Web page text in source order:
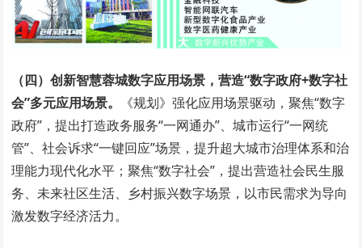
（四）创新智慧蓉城数字应用场景，营造“数字政府+数字社
会”多元应用场景。
《规划》强化应用场景驱动，聚焦“数字
政府”，提出打造政务服务“一网通办”、城市运行“一网统
管”、社会诉求“一键回应”场景，提升超大城市治理体系和治
理能力现代化水平；聚焦“数字社会”，提出营造社会民生服
务、未来社区生活、乡村振兴数字场景，以市民需求为导向
激发数字经济活力。